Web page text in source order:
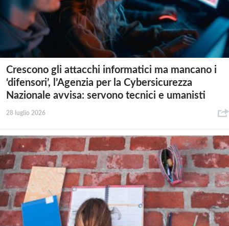
Crescono gli attacchi informatici ma mancano i
‘difensori’, l’Agenzia per la Cybersicurezza
Nazionale avvisa: servono tecnici e umanisti
28 luglio 2026